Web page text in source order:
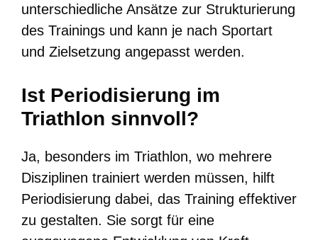
unterschiedliche Ansätze zur Strukturierung
des Trainings und kann je nach Sportart
und Zielsetzung angepasst werden.
Ist Periodisierung im
Triathlon sinnvoll?
Ja, besonders im Triathlon, wo mehrere
Disziplinen trainiert werden müssen, hilft
Periodisierung dabei, das Training effektiver
zu gestalten. Sie sorgt für eine